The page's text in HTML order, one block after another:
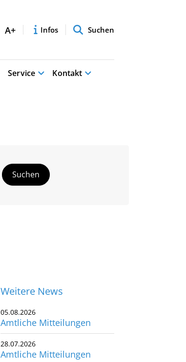
A+ Infos Suchen
Service Kontakt
Weitere News
05.08.2026
Amtliche Mitteilungen
28.07.2026
Amtliche Mitteilungen